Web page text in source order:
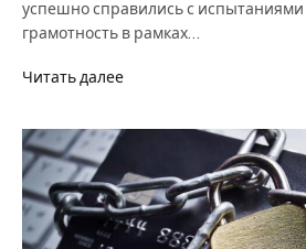
успешно справились с испытаниями
грамотность в рамках…
Читать далее